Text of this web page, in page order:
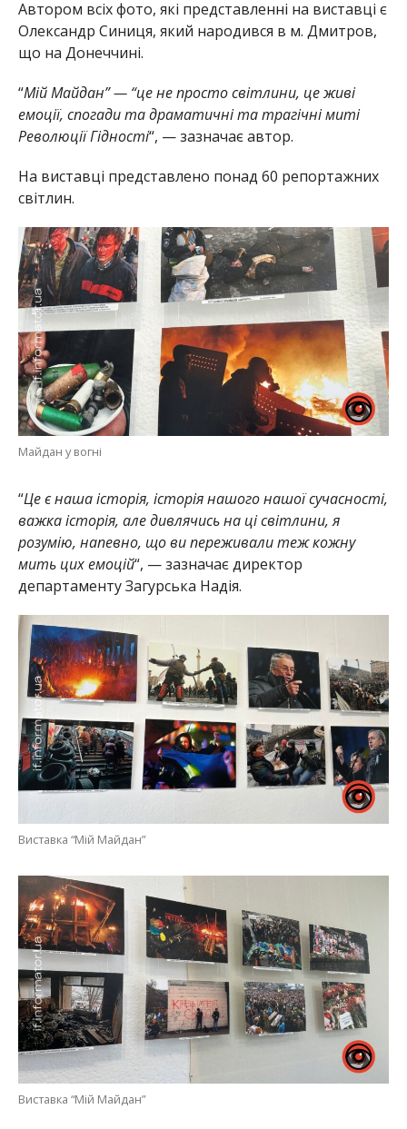
Автором всіх фото, які представленні на виставці є
Олександр Синиця, який народився в м. Дмитров,
що на Донеччині.
“Мій Майдан” — “це не просто світлини, це живі
емоції, спогади та драматичні та трагічні миті
Революції Гідності“, — зазначає автор.
На виставці представлено понад 60 репортажних
світлин.
Майдан у вогні
“Це є наша історія, історія нашого нашої сучасності,
важка історія, але дивлячись на ці світлини, я
розумію, напевно, що ви переживали теж кожну
мить цих емоцій“, — зазначає директор
департаменту Загурська Надія.
Виставка “Мій Майдан”
Виставка “Мій Майдан”